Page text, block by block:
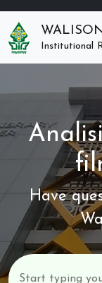
Institutional
Have